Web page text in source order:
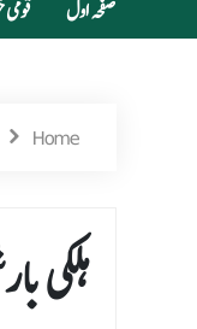
صفحہ اول قومی
Home
ہلکی